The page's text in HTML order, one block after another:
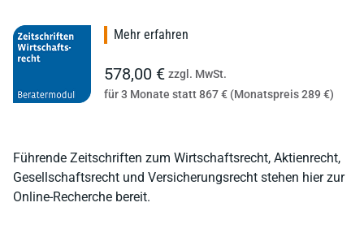
Führende Zeitschriften zum Wirtschaftsrecht, Aktienrecht,
Gesellschaftsrecht und Versicherungsrecht stehen hier zur
Online-Recherche bereit.
Mehr erfahren
578,00 € zzgl. MwSt.
für 3 Monate statt 867 € (Monatspreis 289 €)